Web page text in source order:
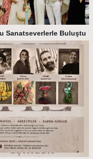
Sanatseverlerle Buluştu